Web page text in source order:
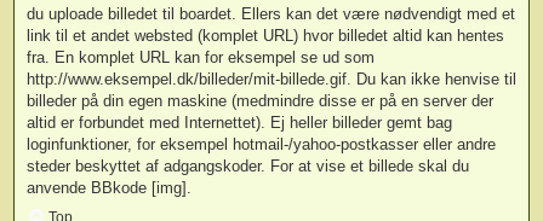
du uploade billedet til boardet. Ellers kan det være nødvendigt med et
link til et andet websted (komplet URL) hvor billedet altid kan hentes
fra. En komplet URL kan for eksempel se ud som
http://www.eksempel.dk/billeder/mit-billede.gif. Du kan ikke henvise til
billeder på din egen maskine (medmindre disse er på en server der
altid er forbundet med Internettet). Ej heller billeder gemt bag
loginfunktioner, for eksempel hotmail-/yahoo-postkasser eller andre
steder beskyttet af adgangskoder. For at vise et billede skal du
anvende BBkode [img].
Top